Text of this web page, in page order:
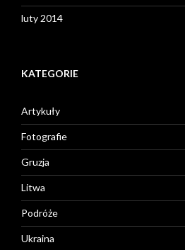
luty 2014
KATEGORIE
Artykuły
Fotografie
Gruzja
Litwa
Podróże
Ukraina